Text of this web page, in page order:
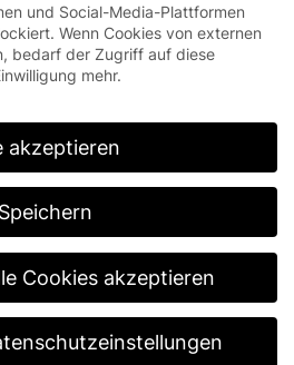
sowie schnelle Wechsel
und
Stillstandzeiten führen
steigen. Dennoch steht die
in Produktion und
und Social-Media-Plattformen
Wenn Cookies von externen
bedarf der Zugriff auf diese
mehr.
akzeptieren
Speichern
Cookies akzeptieren